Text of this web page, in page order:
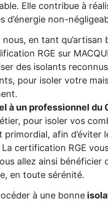
Elle contribue à
d’énergie non-
nous, en tant qu’artisan
RGE sur
des isolants
pour isoler votre
à un professionnel du
pour isoler vos
primordial, afin d’éviter
La certification RGE
allez ainsi bénéficier
en toute sérénité.
à une bonne